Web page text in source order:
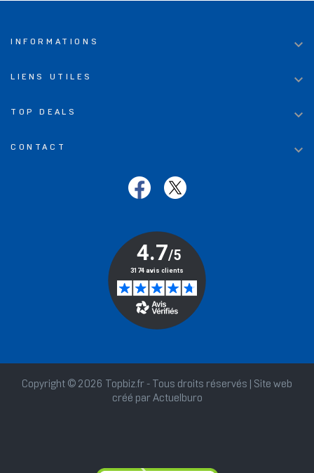
INFORMATIONS 
LIENS UTILES 
TOP DEALS 
CONTACT 
Copyright © 2026 Topbiz.fr - Tous droits réservés | Site web
créé par Actuelburo